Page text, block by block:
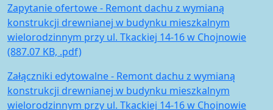
Zapytanie ofertowe - Remont dachu z wymianą
konstrukcji drewnianej w budynku mieszkalnym
wielorodzinnym przy ul. Tkackiej 14-16 w Chojnowie
(887.07 KB, .pdf)
Załączniki edytowalne - Remont dachu z wymianą
konstrukcji drewnianej w budynku mieszkalnym
wielorodzinnym przy ul. Tkackiej 14-16 w Chojnowie